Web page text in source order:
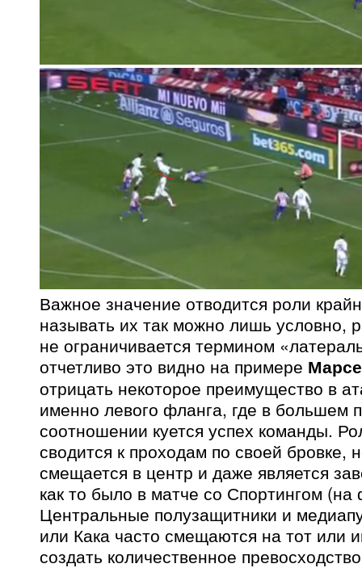
Важное значение отводится роли
называть их так можно лишь условно,
не ограничивается термином
отчетливо это видно на примере
отрицать некоторое преимущество в
именно левого фланга, где в большем
соотношении куется успех команды.
сводится к проходам по своей бровке,
смещается в центр и даже является
как то было в матче со Спортингом (на
Центральные полузащитники и
или Кака часто смещаются на тот или
создать количественное